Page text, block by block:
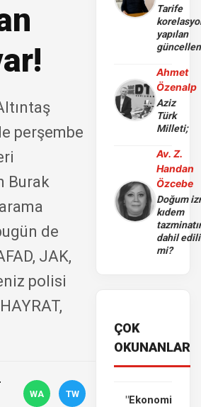
perşembe
Burak
de
JAK,
polisi
WA TW
Tarife
yapılan
Ahmet
Özenalp
Aziz
Türk
Milleti;
Av. Z.
Handan
Özcebe
Doğum
kıdem
dahil
mi?
ÇOK
OKUNANLAR
"Ekonomi